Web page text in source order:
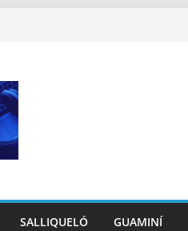
SALLIQUELÓ GUAMINÍ